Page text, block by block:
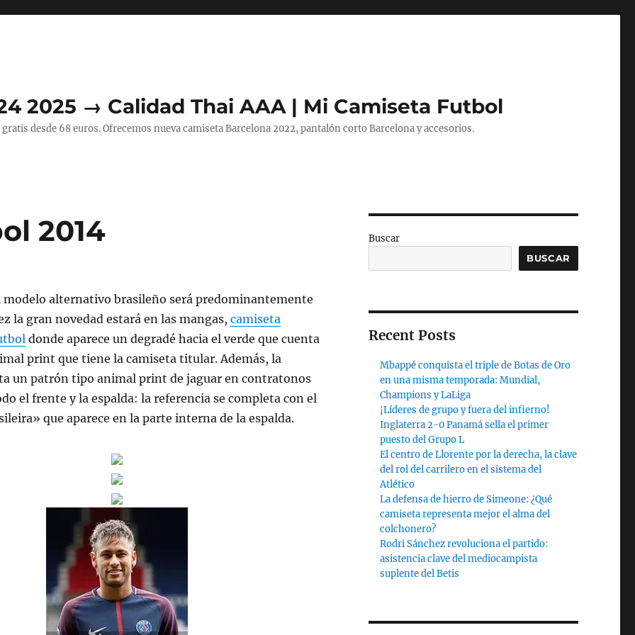
2025 → Calidad Thai AAA | Mi Camiseta Futbol
desde 68 euros. Ofrecemos nueva camiseta Barcelona 2022, pantalón corto Barcelona y accesorios.
2014
modelo alternativo brasileño será predominantemente
la gran novedad estará en las mangas, camiseta
donde aparece un degradé hacia el verde que cuenta
print que tiene la camiseta titular. Además, la
un patrón tipo animal print de jaguar en contratonos
el frente y la espalda: la referencia se completa con el
que aparece en la parte interna de la espalda.
Buscar
BUSCAR
Recent Posts
Mbappé conquista el triple de Botas de Oro
en una misma temporada: Mundial,
Champions y LaLiga
¡Líderes de grupo y fuera del infierno!
Inglaterra 2-0 Panamá sella el primer
puesto del Grupo L
El centro de Llorente por la derecha, la clave
del rol del carrilero en el sistema del
Atlético
La defensa de hierro de Simeone: ¿Qué
camiseta representa mejor el alma del
colchonero?
Rodri Sánchez revoluciona el partido:
asistencia clave del mediocampista
suplente del Betis